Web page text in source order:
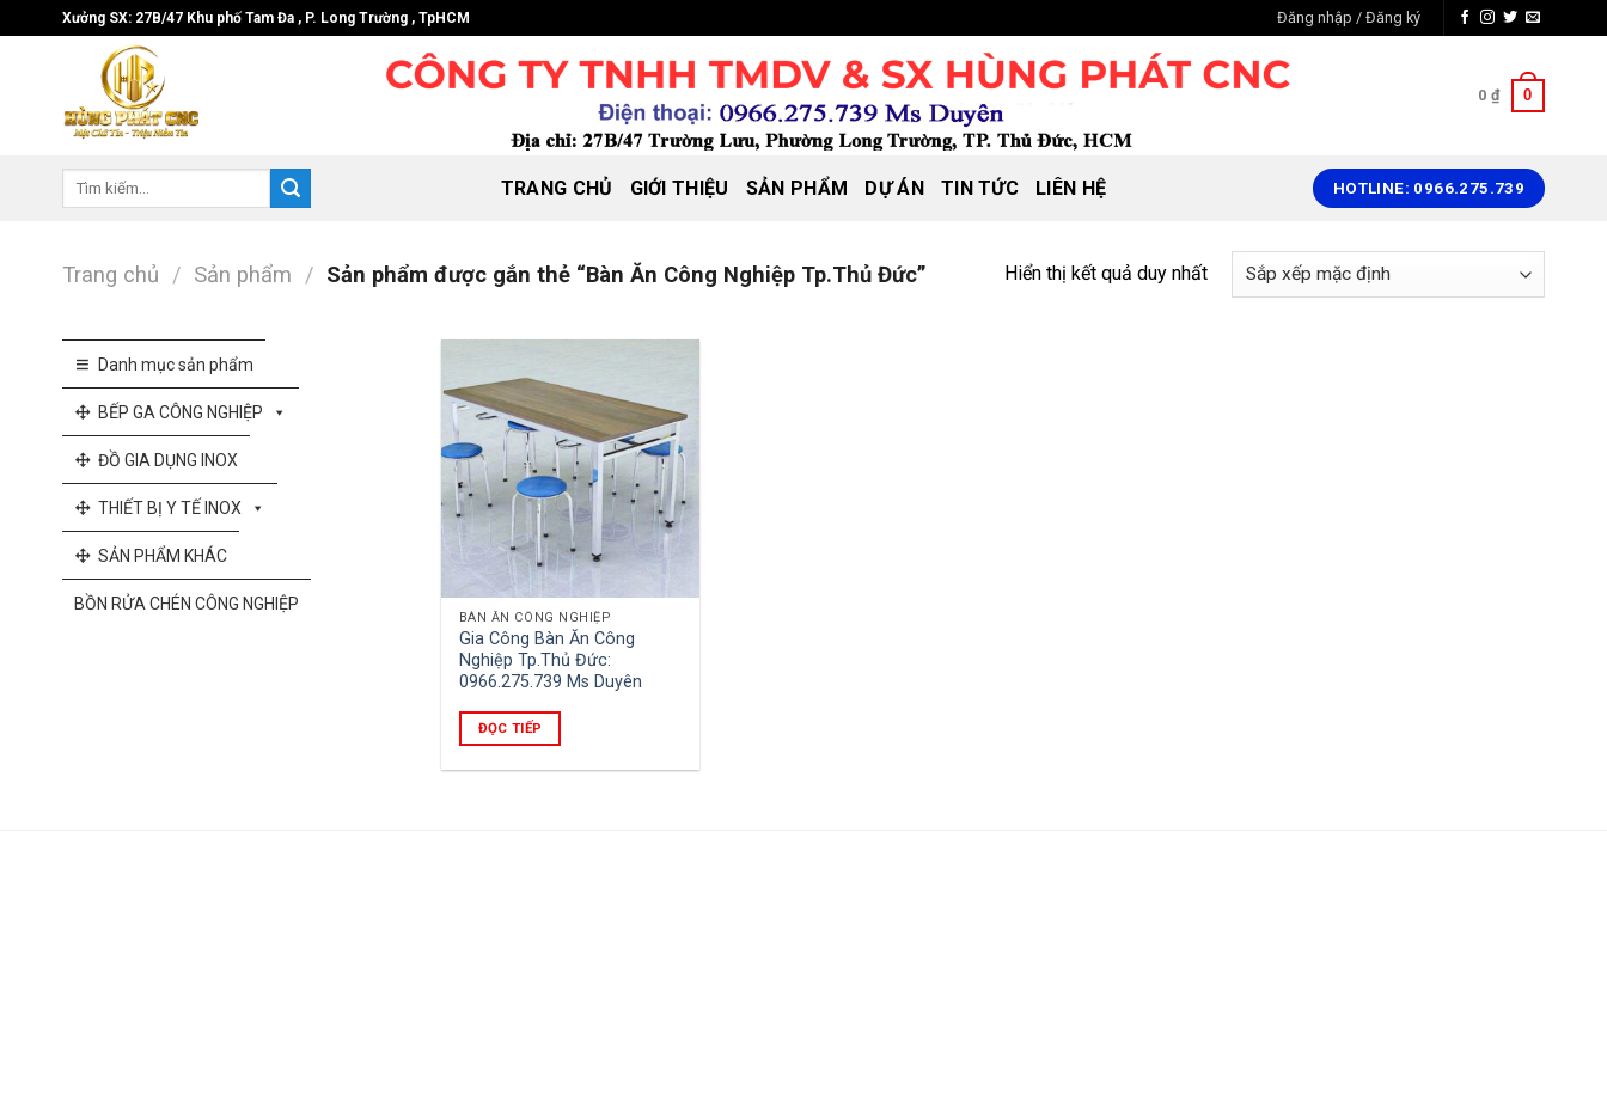
to
Xưởng SX: 27B/47 Khu phố Tam Đa , P. Long Trường , TpHCM Đăng nhập / Đăng ký
0 ₫ 0
Tìm
TRANG CHỦ GIỚI THIỆU SẢN PHẨM DỰ ÁN TIN TỨC LIÊN HỆ HOTLINE: 0966.275.739
Trang chủ / Sản phẩm / Sản phẩm được gắn thẻ “Bàn Ăn Công Nghiệp Tp.Thủ Đức” Hiển thị kết quả duy nhất
Danh mục sản phẩm
BẾP GA CÔNG NGHIỆP
ĐỒ GIA DỤNG INOX
THIẾT BỊ Y TẾ INOX
SẢN PHẨM KHÁC
BỒN RỬA CHÉN CÔNG NGHIỆP
BÀN ĂN CÔNG NGHIỆP
Gia Công Bàn Ăn Công
Nghiệp Tp.Thủ Đức:
0966.275.739 Ms Duyên
ĐỌC TIẾP